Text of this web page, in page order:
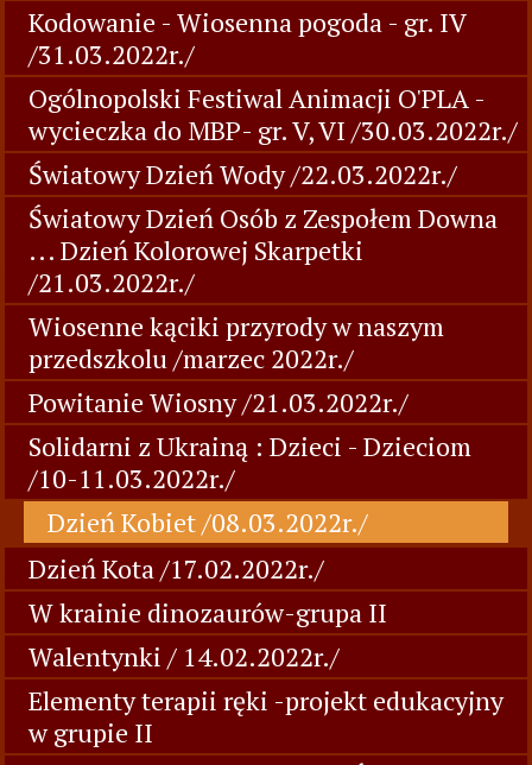
Kodowanie - Wiosenna pogoda - gr. IV
/31.03.2022r./
Ogólnopolski Festiwal Animacji O'PLA -
wycieczka do MBP- gr. V, VI /30.03.2022r./
Światowy Dzień Wody /22.03.2022r./
Światowy Dzień Osób z Zespołem Downa
... Dzień Kolorowej Skarpetki
/21.03.2022r./
Wiosenne kąciki przyrody w naszym
przedszkolu /marzec 2022r./
Powitanie Wiosny /21.03.2022r./
Solidarni z Ukrainą : Dzieci - Dzieciom
/10-11.03.2022r./
Dzień Kobiet /08.03.2022r./
Dzień Kota /17.02.2022r./
W krainie dinozaurów-grupa II
Walentynki / 14.02.2022r./
Elementy terapii ręki -projekt edukacyjny
w grupie II